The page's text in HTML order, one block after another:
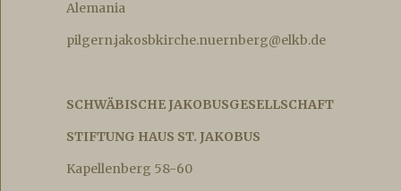
Alemania
pilgern.jakosbkirche.nuernberg@elkb.de
SCHWÄBISCHE JAKOBUSGESELLSCHAFT
STIFTUNG HAUS ST. JAKOBUS
Kapellenberg 58-60